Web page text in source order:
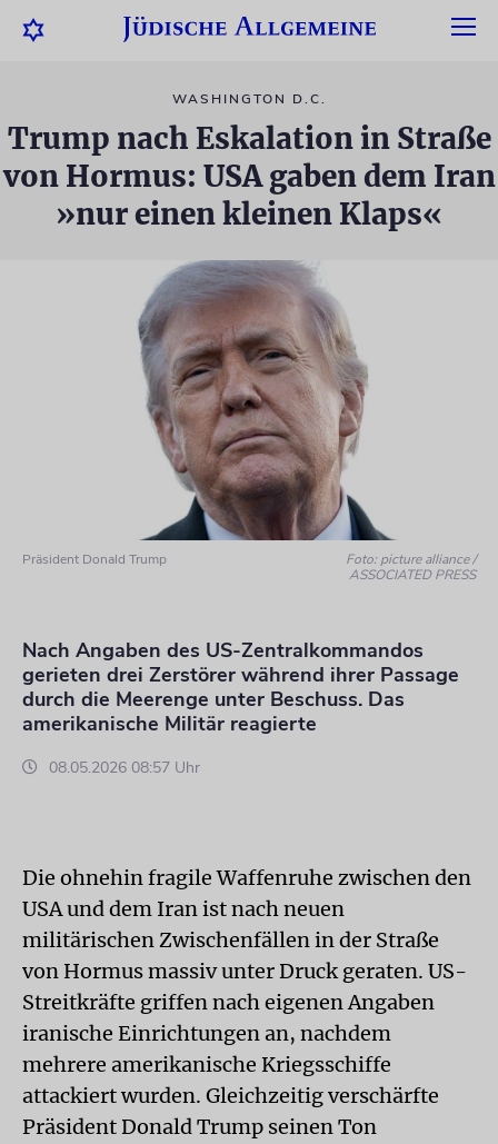
WASHINGTON D.C.
Trump nach Eskalation in Straße
von Hormus: USA gaben dem Iran
»nur einen kleinen Klaps«
Präsident Donald Trump
Foto: picture alliance /
ASSOCIATED PRESS
Nach Angaben des US-Zentralkommandos
gerieten drei Zerstörer während ihrer Passage
durch die Meerenge unter Beschuss. Das
amerikanische Militär reagierte
08.05.2026 08:57 Uhr
Die ohnehin fragile Waffenruhe zwischen den
USA und dem Iran ist nach neuen
militärischen Zwischenfällen in der Straße
von Hormus massiv unter Druck geraten. US-
Streitkräfte griffen nach eigenen Angaben
iranische Einrichtungen an, nachdem
mehrere amerikanische Kriegsschiffe
attackiert wurden. Gleichzeitig verschärfte
Präsident Donald Trump seinen Ton